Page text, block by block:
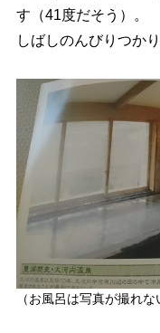
す（41度だそう）。
しばしのんびりつかり
（お風呂は写真が撮れ